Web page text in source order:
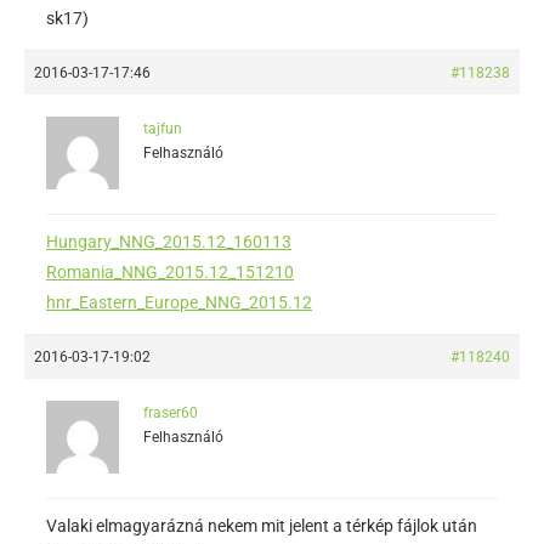
sk17)
2016-03-17-17:46 #118238
tajfun
Felhasználó
Hungary_NNG_2015.12_160113
Romania_NNG_2015.12_151210
hnr_Eastern_Europe_NNG_2015.12
2016-03-17-19:02 #118240
fraser60
Felhasználó
Valaki elmagyarázná nekem mit jelent a térkép fájlok után